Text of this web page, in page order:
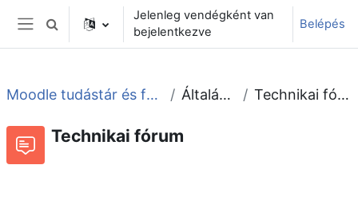
Tovább a fő tartalomhoz
Oldalpanel
Keresési bemeneti adatok váltása
Jelenleg vendégként van
bejelentkezve
Belépés
Moodle tudástár és fórum Általános Technikai fórum
Technikai fórum